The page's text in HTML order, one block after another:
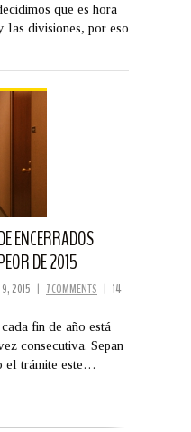
que es hora
las divisiones, por eso
ENCERRADOS
DE 2015
2015 | 7 COMMENTS | 14
fin de año está
consecutiva. Sepan
el trámite este…